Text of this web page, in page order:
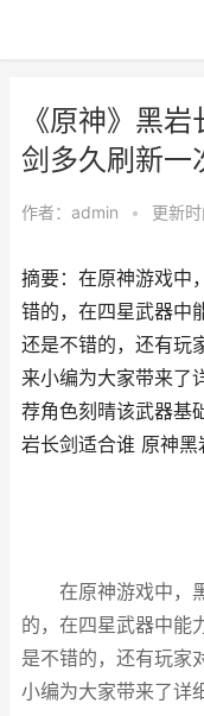
《原神》黑
剑多久刷新一
作者： admin • 更新
摘要：在原神游戏中
错的，在四星武器中
还是不错的，还有玩
来小编为大家带来了
荐角色刻晴该武器基
岩长剑适合谁 原神
在原神游戏中，
的，在四星武器中能
是不错的，还有玩家
小编为大家带来了详